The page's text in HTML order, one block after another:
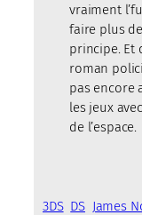
vraiment
faire plus
principe. Et
roman
pas encore
les jeux
de l’espace.
3DS DS James